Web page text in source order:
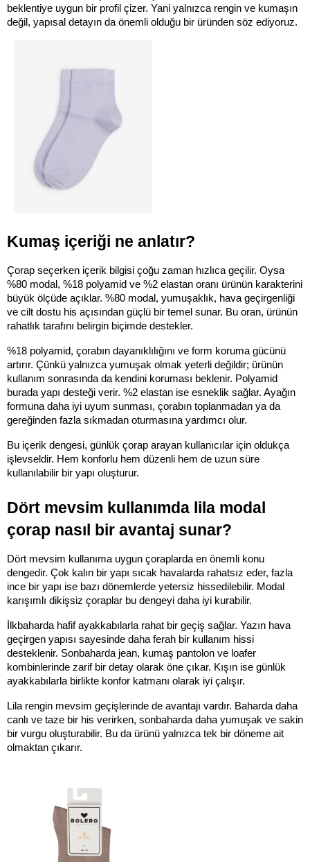
beklentiye uygun bir profil çizer. Yani yalnızca rengin ve kumaşın
değil, yapısal detayın da önemli olduğu bir üründen söz ediyoruz.
Kumaş içeriği ne anlatır?
Çorap seçerken içerik bilgisi çoğu zaman hızlıca geçilir. Oysa
%80 modal, %18 polyamid ve %2 elastan oranı ürünün karakterini
büyük ölçüde açıklar. %80 modal, yumuşaklık, hava geçirgenliği
ve cilt dostu his açısından güçlü bir temel sunar. Bu oran, ürünün
rahatlık tarafını belirgin biçimde destekler.
%18 polyamid, çorabın dayanıklılığını ve form koruma gücünü
artırır. Çünkü yalnızca yumuşak olmak yeterli değildir; ürünün
kullanım sonrasında da kendini koruması beklenir. Polyamid
burada yapı desteği verir. %2 elastan ise esneklik sağlar. Ayağın
formuna daha iyi uyum sunması, çorabın toplanmadan ya da
gereğinden fazla sıkmadan oturmasına yardımcı olur.
Bu içerik dengesi, günlük çorap arayan kullanıcılar için oldukça
işlevseldir. Hem konforlu hem düzenli hem de uzun süre
kullanılabilir bir yapı oluşturur.
Dört mevsim kullanımda lila modal
çorap nasıl bir avantaj sunar?
Dört mevsim kullanıma uygun çoraplarda en önemli konu
dengedir. Çok kalın bir yapı sıcak havalarda rahatsız eder, fazla
ince bir yapı ise bazı dönemlerde yetersiz hissedilebilir. Modal
karışımlı dikişsiz çoraplar bu dengeyi daha iyi kurabilir.
İlkbaharda hafif ayakkabılarla rahat bir geçiş sağlar. Yazın hava
geçirgen yapısı sayesinde daha ferah bir kullanım hissi
desteklenir. Sonbaharda jean, kumaş pantolon ve loafer
kombinlerinde zarif bir detay olarak öne çıkar. Kışın ise günlük
ayakkabılarla birlikte konfor katmanı olarak iyi çalışır.
Lila rengin mevsim geçişlerinde de avantajı vardır. Baharda daha
canlı ve taze bir his verirken, sonbaharda daha yumuşak ve sakin
bir vurgu oluşturabilir. Bu da ürünü yalnızca tek bir döneme ait
olmaktan çıkarır.